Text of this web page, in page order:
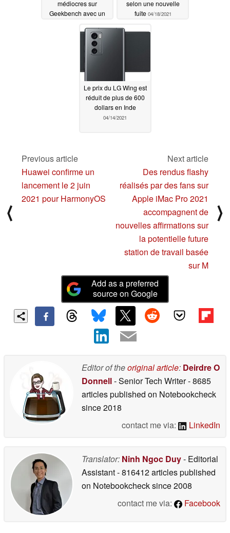
médiocres sur
Geekbench avec un
Snapdragon 888 et 8
Go de RAM04/26/2021
selon une nouvelle
fuite 04/18/2021
Le prix du LG Wing est
réduit de plus de 600
dollars en Inde
04/14/2021
⟨
Previous article
Huawei confirme un
lancement le 2 juin
2021 pour HarmonyOS
Next article
Des rendus flashy
réalisés par des fans sur
Apple iMac Pro 2021
accompagnent de
nouvelles affirmations sur
la potentielle future
station de travail basée
sur M
⟩
Add as a preferred
source on Google
Editor of theoriginal article: Deirdre O
Donnell- Senior Tech Writer- 8685
articles published on Notebookcheck
since 2018
contact me via:
LinkedIn
Translator: Ninh Ngoc Duy- Editorial
Assistant- 816412 articles published
on Notebookchecksince 2008
contact me via:
Facebook